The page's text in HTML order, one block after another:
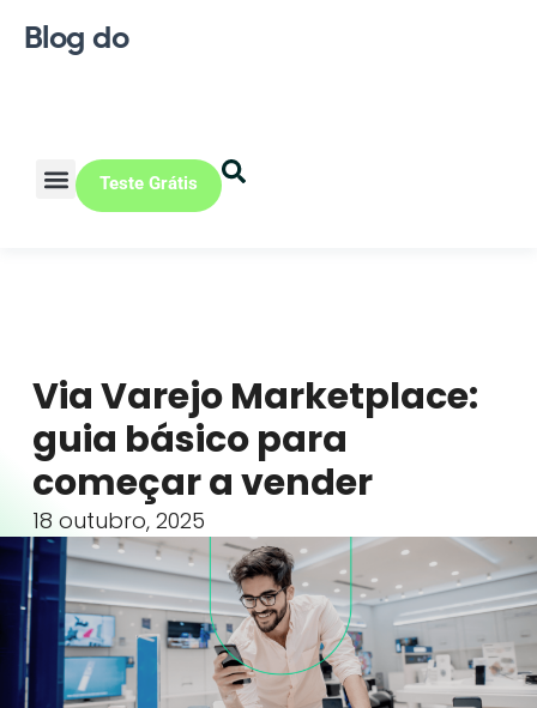
Blog do
Teste Grátis
Via Varejo Marketplace:
guia básico para
começar a vender
18 outubro, 2025